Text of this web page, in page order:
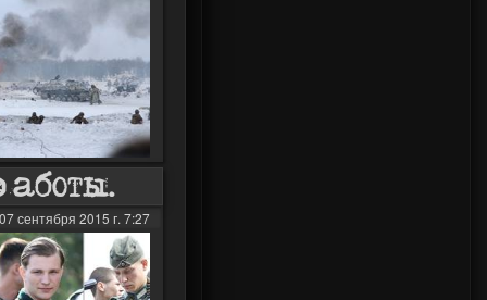
07 сентября 2015 г. 7:27